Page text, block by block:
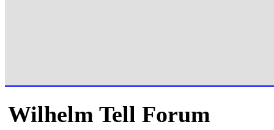
Wilhelm Tell Forum